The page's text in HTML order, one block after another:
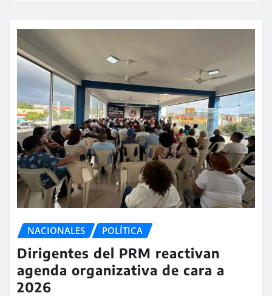
NACIONALES POLÍTICA
Dirigentes del PRM reactivan
agenda organizativa de cara a
2026